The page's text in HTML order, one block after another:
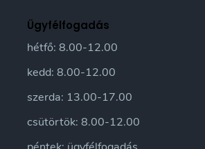
Ügyfélfogadás
hétfő: 8.00-12.00
kedd: 8.00-12.00
szerda: 13.00-17.00
csütörtök: 8.00-12.00